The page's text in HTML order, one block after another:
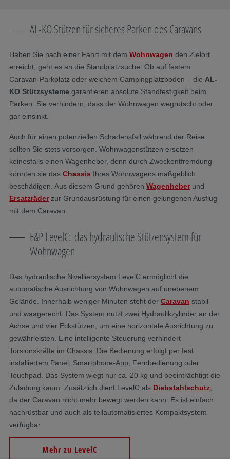
AL-KO Stützen für sicheres Parken des Caravans
Haben Sie nach einer Fahrt mit dem Wohnwagen den Zielort
erreicht, geht es an die Standplatzsuche. Ob auf festem
Caravan-Parkplatz oder weichem Campingplatzboden – die AL-
KO Stützsysteme garantieren absolute Standfestigkeit beim
Parken. Sie verhindern, dass der Wohnwagen wegrutscht oder
gar einsinkt.
Auch für einen potenziellen Schadensfall während der Reise
sollten Sie stets vorsorgen. Wohnwagenstützen ersetzen
keinesfalls einen Wagenheber, denn durch Zweckentfremdung
könnten sie das Chassis Ihres Wohnwagens maßgeblich
beschädigen. Aus diesem Grund gehören Wagenheberund
Ersatzräder zur Grundausrüstung für einen gelungenen Ausflug
mit dem Caravan.
E&P LevelC: das hydraulische Stützensystem für
Wohnwagen
Das hydraulische Nivelliersystem LevelC ermöglicht die
automatische Ausrichtung von Wohnwagen auf unebenem
Gelände. Innerhalb weniger Minuten steht der Caravan stabil
und waagerecht. Das System nutzt zwei Hydraulikzylinder an der
Achse und vier Eckstützen, um eine horizontale Ausrichtung zu
gewährleisten. Eine intelligente Steuerung verhindert
Torsionskräfte im Chassis. Die Bedienung erfolgt per fest
installiertem Panel, Smartphone-App, Fernbedienung oder
Touchpad. Das System wiegt nur ca. 20 kg und beeinträchtigt die
Zuladung kaum. Zusätzlich dient LevelC als Diebstahlschutz
da der Caravan nicht mehr bewegt werden kann. Es ist einfach
nachrüstbar und auch als teilautomatisiertes Kompaktsystem
verfügbar.
Mehr zu LevelC